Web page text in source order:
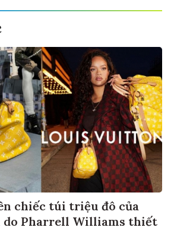
chiếc túi triệu đô của
Pharrell Williams thiết